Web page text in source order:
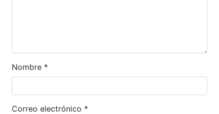
Nombre *
Correo electrónico *